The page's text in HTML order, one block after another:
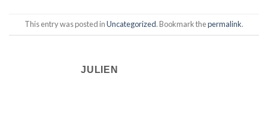
This entry was posted inUncategorized. Bookmark thepermalink.
JULIEN